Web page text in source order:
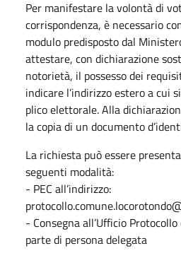
Per manifestare la volontà di
corrispondenza, è necessario
modulo predisposto dal
attestare, con dichiarazione
notorietà, il possesso dei
indicare l’indirizzo estero a cui
plico elettorale. Alla
la copia di un documento
La richiesta può essere
seguenti modalità:
- PEC all’indirizzo:
- Consegna all’Ufficio
parte di persona delegata